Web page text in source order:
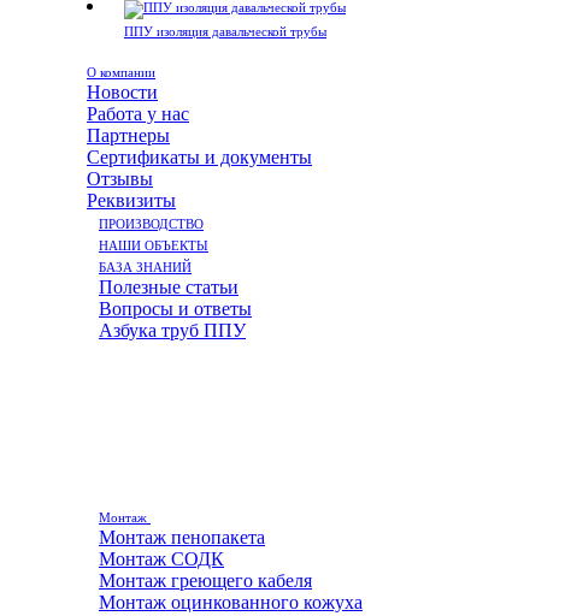
ППУ изоляция давальческой трубы
О компании
Новости
Работа у нас
Партнеры
Сертификаты и документы
Отзывы
Реквизиты
ПРОИЗВОДСТВО
НАШИ ОБЪЕКТЫ
БАЗА ЗНАНИЙ
Полезные статьи
Вопросы и ответы
Азбука труб ППУ
Монтаж
Монтаж пенопакета
Монтаж СОДК
Монтаж греющего кабеля
Монтаж оцинкованного кожуха